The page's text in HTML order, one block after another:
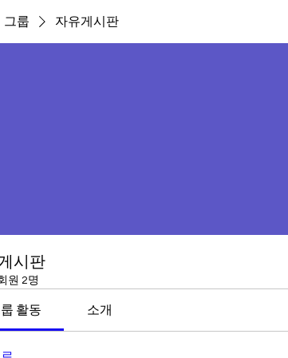
그룹 자유게시판
시판
원 2명
활동 소개